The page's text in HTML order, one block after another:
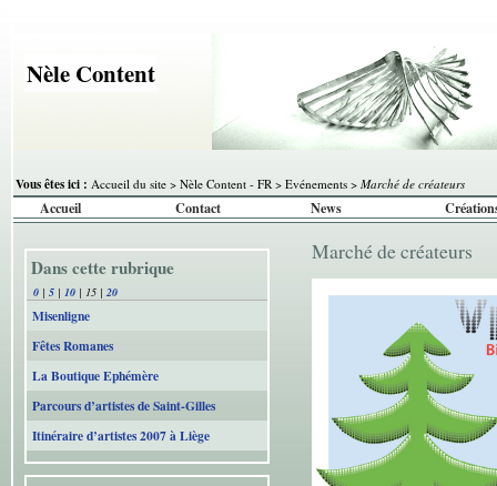
Nèle Content
Vous êtes ici : Accueil du site > Nèle Content - FR > Evénements > Marché de créateurs
Accueil Contact News
Dans cette rubrique
0 | 5 | 10 | 15 | 20
Misenligne
Fêtes Romanes
La Boutique Ephémère
Parcours d’artistes de Saint-Gilles
Itinéraire d’artistes 2007 à Liège
Marché de créateurs